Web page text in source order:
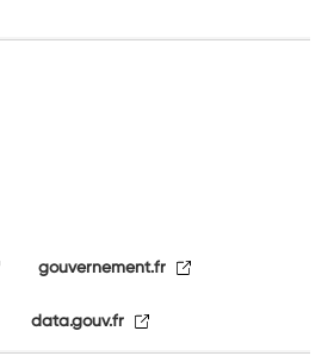
gouvernement.fr
data.gouv.fr